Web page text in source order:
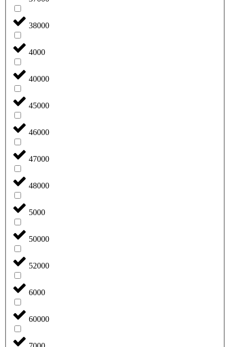
38000
4000
40000
45000
46000
47000
48000
5000
50000
52000
6000
60000